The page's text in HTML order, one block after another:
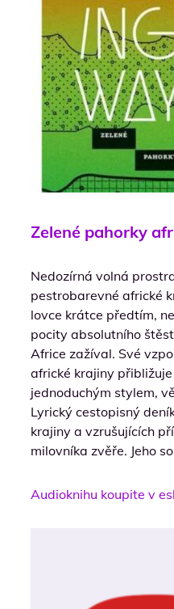
Zelené pahorky
Nedozírná volná
pestrobarevné africké
lovce krátce předtím,
pocity absolutního
Africe zažíval. Své
africké krajiny
jednoduchým stylem,
Lyrický cestopisný
krajiny a vzrušujících
milovníka zvěře. Jeho
Audioknihu koupite v